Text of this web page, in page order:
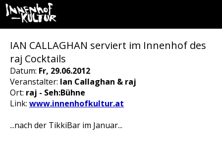
IAN CALLAGHAN serviert im Innenhof des
raj Cocktails
Datum: Fr, 29.06.2012
Veranstalter: Ian Callaghan & raj
Ort: raj - Seh:Bühne
Link: www.innenhofkultur.at
...nach der TikkiBar im Januar...